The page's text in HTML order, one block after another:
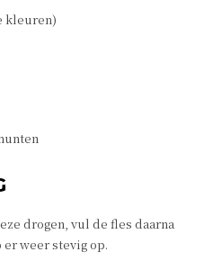
kleuren)
drogen, vul de fles daarna
weer stevig op.